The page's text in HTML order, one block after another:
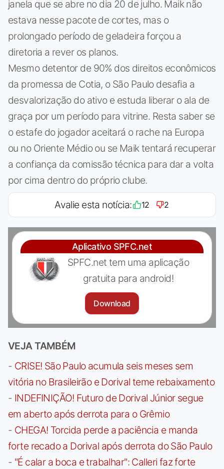
janela que se abre no dia 20 de julho. Maik não
estava nesse pacote de cortes, mas o
prolongado período de geladeira forçou a
diretoria a rever os planos.
Mesmo detentor de 90% dos direitos econômicos
da promessa de Cotia, o São Paulo desafia a
desvalorização do ativo e estuda liberar o ala de
graça por um período para vitrine. Resta saber se
o estafe do jogador aceitará o rache na Europa
ou no Oriente Médio ou se Maik tentará recuperar
a confiança da comissão técnica para dar a volta
por cima dentro do próprio clube.
Avalie esta notícia: 12 2
Aplicativo SPFC.net
SPFC.net tem uma aplicação
gratuita para android!
Download
VEJA TAMBÉM
- CRISE! São Paulo acumula seis meses sem
vitória no Brasileirão e Dorival teme rebaixamento
- INDEFINIÇÃO! Futuro de Dorival Júnior segue
em aberto após derrota para o Grêmio
- CHEGA! Torcida perde a paciência e manda
forte recado a Dorival após derrota do São Paulo
- "É calar a boca e trabalhar": Calleri faz forte